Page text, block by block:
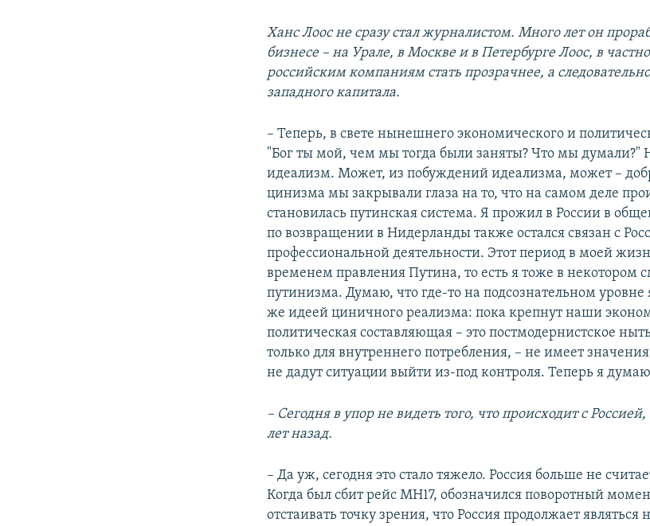
Ханс Лоос не сразу стал журналистом. Много лет он
бизнесе – на Урале, в Москве и в Петербурге Лоос, в
российским компаниям стать прозрачнее, а
западного капитала.
– Теперь, в свете нынешнего экономического и
"Бог ты мой, чем мы тогда были заняты? Что мы
идеализм. Может, из побуждений идеализма, может –
цинизма мы закрывали глаза на то, что на самом деле
становилась путинская система. Я прожил в России в
по возвращении в Нидерланды также остался связан с
профессиональной деятельности. Этот период в моей
временем правления Путина, то есть я тоже в некотором
путинизма. Думаю, что где-то на подсознательном уровне
же идеей циничного реализма: пока крепнут наши
политическая составляющая – это постмодернистское
только для внутреннего потребления, – не имеет
не дадут ситуации выйти из-под контроля. Теперь я
– Сегодня в упор не видеть того, что происходит с
лет назад.
– Да уж, сегодня это стало тяжело. Россия больше не
Когда был сбит рейс MH17, обозначился поворотный
отстаивать точку зрения, что Россия продолжает